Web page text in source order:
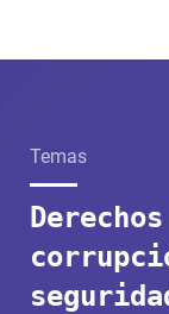
Temas